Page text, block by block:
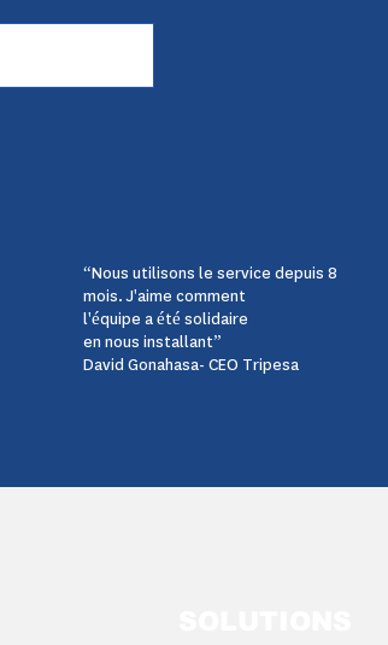
“Nous utilisons le service depuis 8
mois. J'aime comment
l'équipe a été solidaire
en nous installant”
David Gonahasa- CEO Tripesa